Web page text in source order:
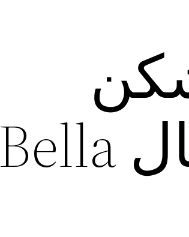
هوشمند و فعال Bella